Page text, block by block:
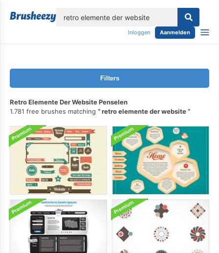
Inloggen Aanmelden
Filters
Retro Elemente Der Website Penselen
1.781 free brushes matching
retro elemente der website